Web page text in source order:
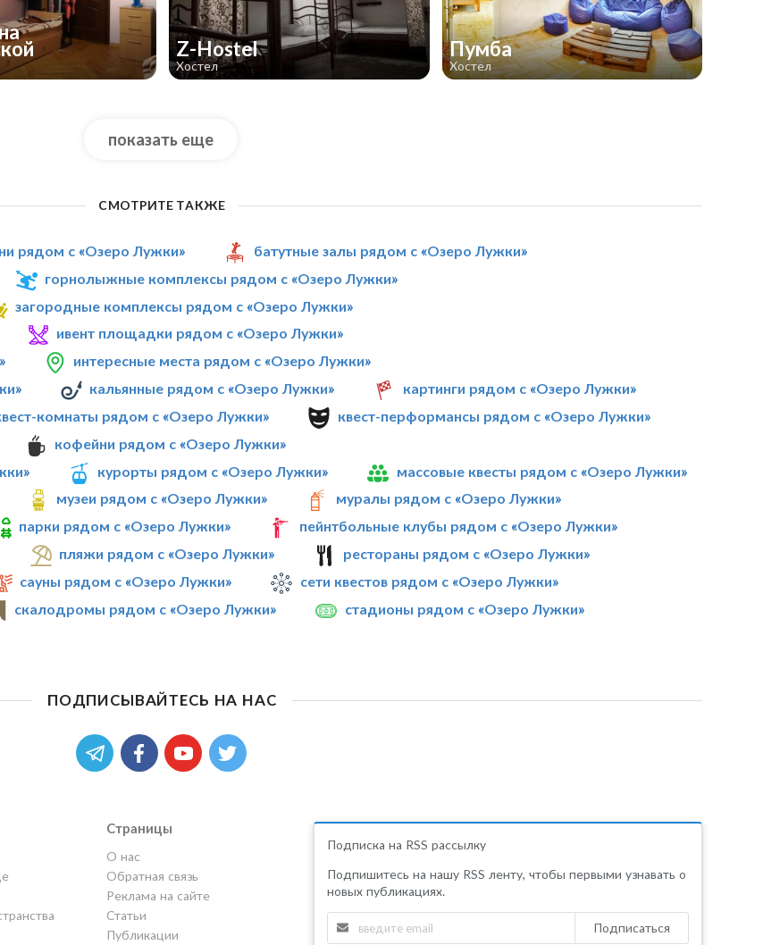
Z-Hostel
Хостел
Пумба
Хостел
показать еще
СМОТРИТЕ ТАКЖЕ
рядом с «Озеро Лужки»
батутные залы рядом с «Озеро Лужки»
горнолыжные комплексы рядом с «Озеро Лужки»
загородные комплексы рядом с «Озеро Лужки»
ивент площадки рядом с «Озеро Лужки»
интересные места рядом с «Озеро Лужки»
кальянные рядом с «Озеро Лужки»
картинги рядом с «Озеро Лужки»
комнаты рядом с «Озеро Лужки»
квест-перформансы рядом с «Озеро Лужки»
кофейни рядом с «Озеро Лужки»
курорты рядом с «Озеро Лужки»
массовые квесты рядом с «Озеро Лужки»
музеи рядом с «Озеро Лужки»
муралы рядом с «Озеро Лужки»
парки рядом с «Озеро Лужки»
пейнтбольные клубы рядом с «Озеро Лужки»
пляжи рядом с «Озеро Лужки»
рестораны рядом с «Озеро Лужки»
сауны рядом с «Озеро Лужки»
сети квестов рядом с «Озеро Лужки»
скалодромы рядом с «Озеро Лужки»
стадионы рядом с «Озеро Лужки»
ПОДПИСЫВАЙТЕСЬ НА НАС
Страницы
О нас
Обратная связь
Реклама на сайте
Статьи
Публикации
Подписка на RSS рассылку
Подпишитесь на нашу RSS ленту, чтобы первыми узнавать о
новых публикациях.
Подписаться